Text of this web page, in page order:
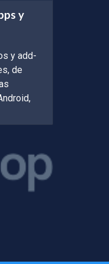
y
y add-
de